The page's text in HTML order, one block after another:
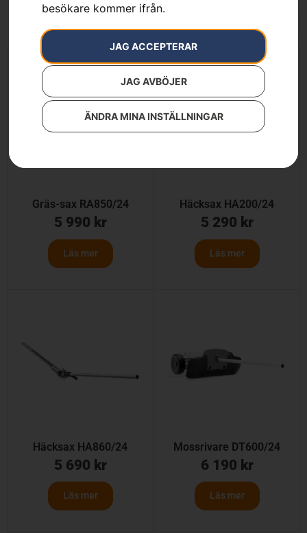
besökare kommer ifrån.
JAG ACCEPTERAR
JAG AVBÖJER
ÄNDRA MINA INSTÄLLNINGAR
Gräs-sax RA850/24
5 990 kr
Läs mer
Häcksax HA200/24
5 290 kr
Läs mer
Häcksax HA860/24
5 690 kr
Läs mer
Mossrivare DT600/24
6 190 kr
Läs mer